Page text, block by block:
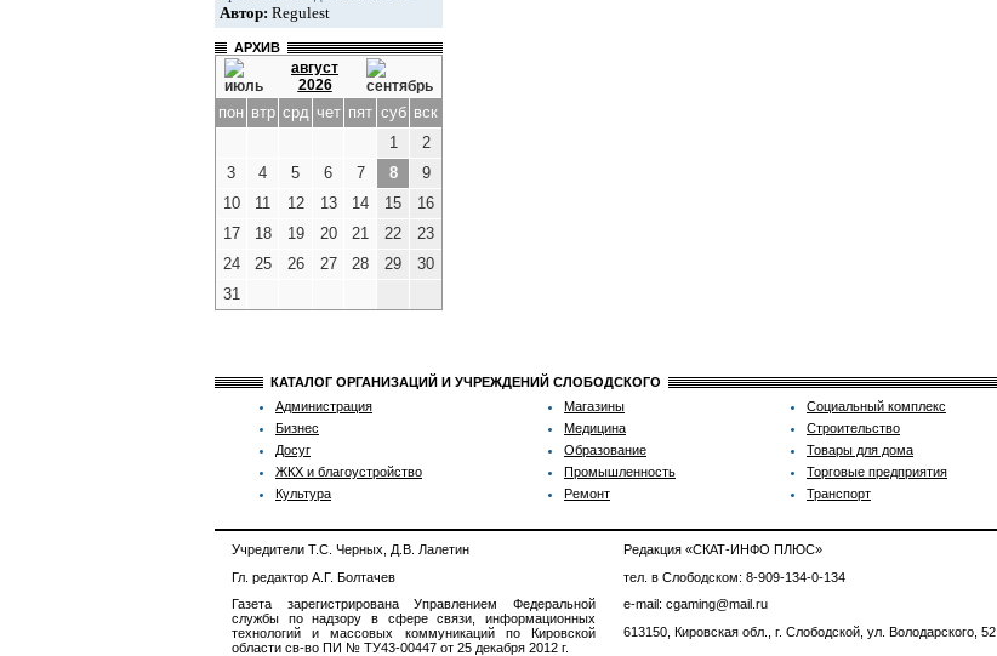
Автор: Regulest
АРХИВ
август
2026
пон втр срд чет пят суб вск
1
2
3
4 5 6 7 8
9
10
11 12 13 14 15
16
17
18 19 20 21 22
23
24
25 26 27 28 29
30
31
КАТАЛОГ ОРГАНИЗАЦИЙ И УЧРЕЖДЕНИЙ СЛОБОДСКОГО
Администрация
Бизнес
Досуг
ЖКХ и благоустройство
Культура
Магазины
Медицина
Образование
Промышленность
Ремонт
Социальный комплекс
Строительство
Товары для дома
Торговые предприятия
Транспорт
Учредители Т.С. Черных, Д.В. Лалетин
Гл. редактор А.Г. Болтачев
Газета зарегистрирована Управлением Федеральной
службы по надзору в сфере связи, информационных
технологий и массовых коммуникаций по Кировской
области св-во ПИ № ТУ43-00447 от 25 декабря 2012 г.
Редакция «СКАТ-ИНФО ПЛЮС»
тел. в Слободском: 8-909-134-0-134
e-mail: cgaming@mail.ru
613150, Кировская обл., г. Слободской, ул. Володарского, 52